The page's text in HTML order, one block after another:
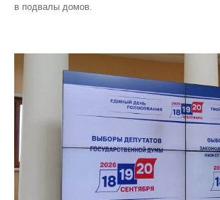
в подвалы домов.